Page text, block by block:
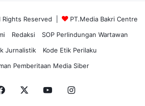
Reserved |
PT.Media Bakri Centre
Redaksi
SOP Perlindungan Wartawan
Jurnalistik
Kode Etik Perilaku
Pemberitaan Media Siber
Facebook YouTubeInstagram